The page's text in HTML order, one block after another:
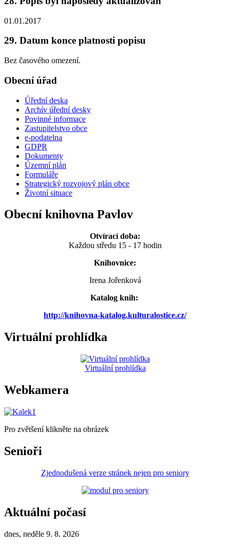
01.01.2017
29. Datum konce platnosti popisu
Bez časového omezení.
Obecní úřad
Úřední deska
Archív úřední desky
Povinné informace
Zastupitelstvo obce
e-podatelna
GDPR
Dokumenty
Územní plán
Formuláře
Strategický rozvojový plán obce
Životní situace
Obecní knihovna Pavlov
Otvírací doba:
Každou středu 15 - 17 hodin
Knihovnice:
Irena Jořenková
Katalog knih:
http://knihovna-katalog.kulturalostice.cz/
Virtuální prohlídka
Virtuální prohlídka
Webkamera
Pro zvětšení klikněte na obrázek
Senioři
Zjednodušená verze stránek nejen pro seniory
Aktuální počasí
dnes, neděle 9. 8. 2026